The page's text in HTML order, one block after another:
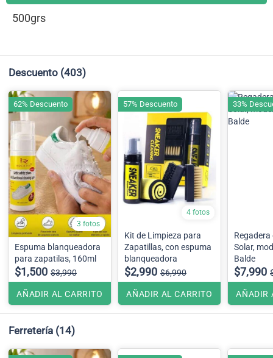
500grs
Descuento (403)
3 fotos
Espuma blanqueadora
para zapatilas, 160ml
$1,500 $3,990
AÑADIR AL CARRITO
62% Descuento
4 fotos
Kit de Limpieza para
Zapatillas, con espuma
blanqueadora
$2,990 $6,990
AÑADIR AL CARRITO
57% Descuento
Regadera
Solar,
Balde
$7,990
AÑADIR
33%
Ferretería (14)